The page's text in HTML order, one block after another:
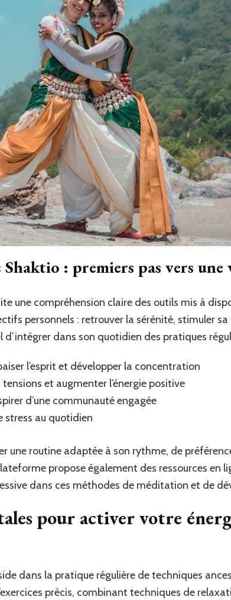
: premiers pas vers
une compréhension claire des outils mis à
personnels : retrouver la sérénité, stimuler
dans son quotidien des pratiques
l’esprit et développer la concentration
et augmenter l’énergie positive
d’une communauté engagée
stress au quotidien
une routine adaptée à son rythme, de
propose également des ressources en
dans ces méthodes de méditation et de
pour activer votre
dans la pratique régulière de techniques
précis, combinant techniques de